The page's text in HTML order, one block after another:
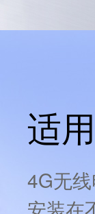
适
4G无
安装在